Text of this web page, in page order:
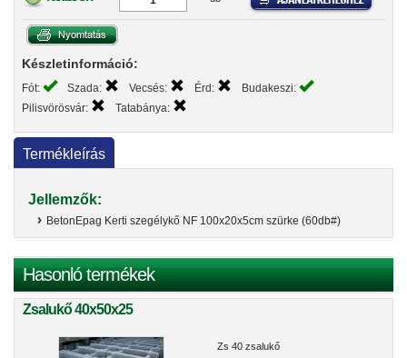
Készletinformáció:
Fót: Szada: Vecsés: Érd:
Budakeszi:
Pilisvörösvár:
Tatabánya:
Termékleírás
Jellemzők:
BetonEpag Kerti szegélykő NF 100x20x5cm szürke (60db#)
Hasonló termékek
Zsalukő 40x50x25
Zs 40 zsalukő